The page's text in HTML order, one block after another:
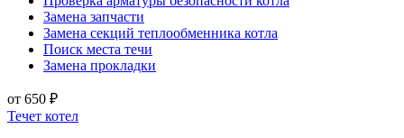
Замена запчасти
Замена секций теплообменника котла
Поиск места течи
Замена прокладки
от 650 ₽
Течет котел